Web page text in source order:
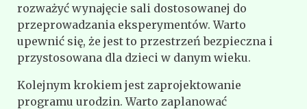
rozważyć wynajęcie sali dostosowanej do
przeprowadzania eksperymentów. Warto
upewnić się, że jest to przestrzeń bezpieczna i
przystosowana dla dzieci w danym wieku.
Kolejnym krokiem jest zaprojektowanie
programu urodzin. Warto zaplanować